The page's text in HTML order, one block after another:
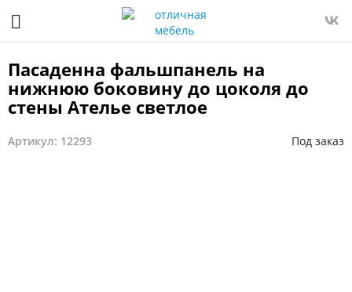
Пасаденна фальшпанель на
нижнюю боковину до цоколя до
стены Ателье светлое
Артикул: 12293 Под заказ